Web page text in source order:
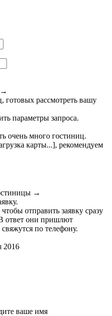
→
готовых рассмотреть вашу
параметры запроса.
очень много гостиниц.
карты...], рекомендуем
→
отправить заявку сразу
ответ они пришлют
по телефону.
2016
ваше имя